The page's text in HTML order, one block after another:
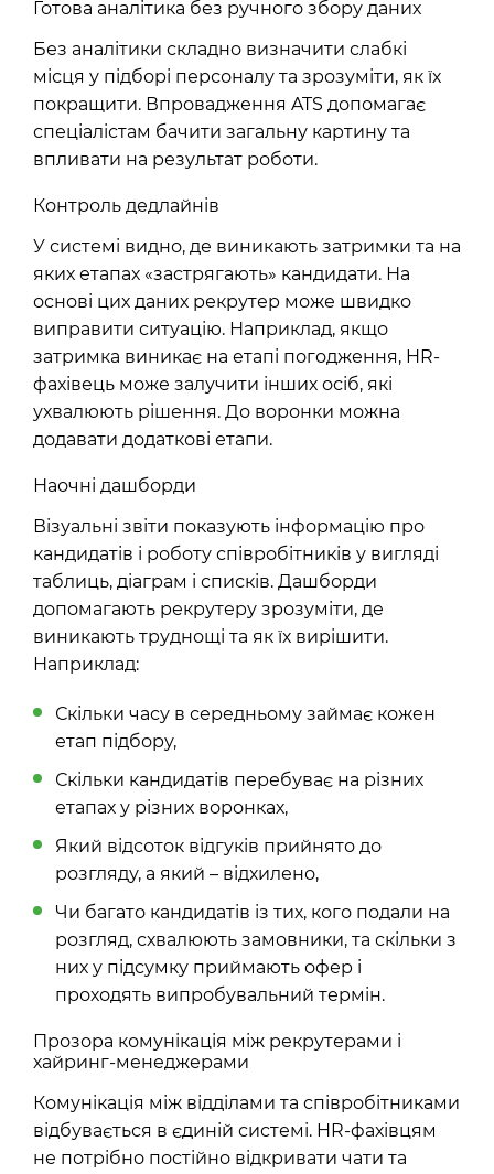
Готова аналітика без ручного збору даних
Без аналітики складно визначити слабкі
місця у підборі персоналу та зрозуміти, як їх
покращити. Впровадження ATS допомагає
спеціалістам бачити загальну картину та
впливати на результат роботи.
Контроль дедлайнів
У системі видно, де виникають затримки та на
яких етапах «застрягають» кандидати. На
основі цих даних рекрутер може швидко
виправити ситуацію. Наприклад, якщо
затримка виникає на етапі погодження, HR-
фахівець може залучити інших осіб, які
ухвалюють рішення. До воронки можна
додавати додаткові етапи.
Наочні дашборди
Візуальні звіти показують інформацію про
кандидатів і роботу співробітників у вигляді
таблиць, діаграм і списків. Дашборди
допомагають рекрутеру зрозуміти, де
виникають труднощі та як їх вирішити.
Наприклад:
Скільки часу в середньому займає кожен
етап підбору,
Скільки кандидатів перебуває на різних
етапах у різних воронках,
Який відсоток відгуків прийнято до
розгляду, а який – відхилено,
Чи багато кандидатів із тих, кого подали на
розгляд, схвалюють замовники, та скільки з
них у підсумку приймають офер і
проходять випробувальний термін.
Прозора комунікація між рекрутерами і
хайринг-менеджерами
Комунікація між відділами та співробітниками
відбувається в єдиній системі. HR-фахівцям
не потрібно постійно відкривати чати та